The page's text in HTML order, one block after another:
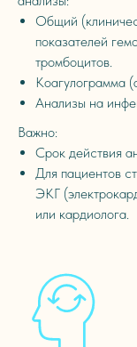
Общий
показателей
тромбоцитов.
Коагулограмма
Анализы на
Важно:
Срок действия
Для пациентов
ЭКГ
или кардиолога.